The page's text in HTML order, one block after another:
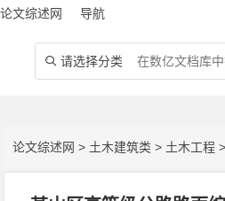
论文综述网 导航
 请选择分类
论文综述网 > 土木建筑类 > 土木工程